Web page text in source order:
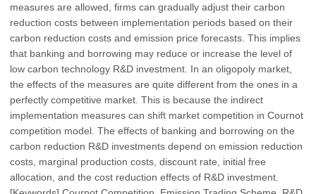
measures are allowed, firms can gradually adjust their carbon
reduction costs between implementation periods based on their
carbon reduction costs and emission price forecasts. This implies
that banking and borrowing may reduce or increase the level of
low carbon technology R&D investment. In an oligopoly market,
the effects of the measures are quite different from the ones in a
perfectly competitive market. This is because the indirect
implementation measures can shift market competition in Cournot
competition model. The effects of banking and borrowing on the
carbon reduction R&D investments depend on emission reduction
costs, marginal production costs, discount rate, initial free
allocation, and the cost reduction effects of R&D investment.